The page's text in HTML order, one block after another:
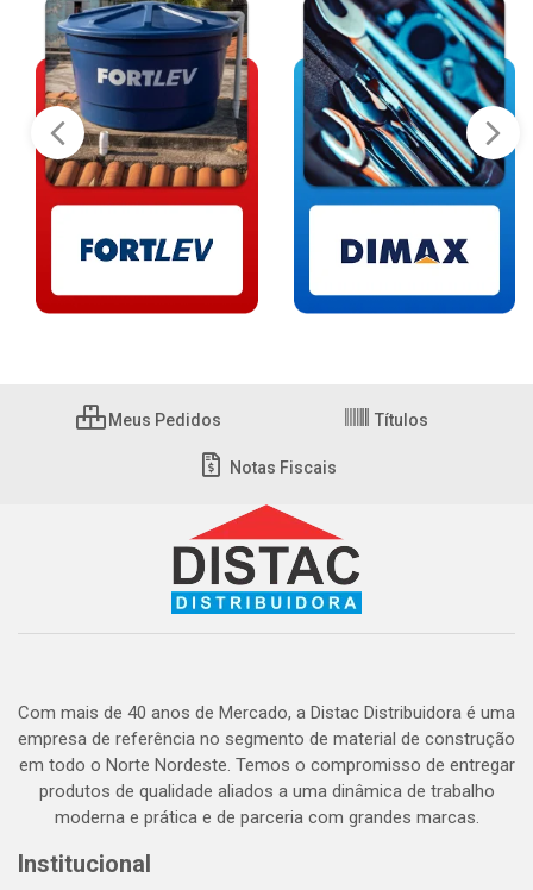
Meus Pedidos Títulos
Notas Fiscais
Com mais de 40 anos de Mercado, a Distac Distribuidora é uma
empresa de referência no segmento de material de construção
em todo o Norte Nordeste. Temos o compromisso de entregar
produtos de qualidade aliados a uma dinâmica de trabalho
moderna e prática e de parceria com grandes marcas.
Institucional